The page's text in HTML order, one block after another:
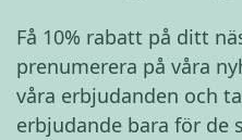
Få 10% rabatt på ditt
prenumerera på våra
våra erbjudanden och
erbjudande bara för de